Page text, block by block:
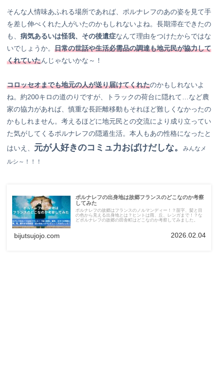
そんな人情味あふれる場所であれば、ポルナレフのあの姿を見て手
を差し伸べくれた人がいたのかもしれないよね。長期滞在できたの
も、 病気あるいは怪我、その後遺症なんて理由をつけたからではな
いでしょうか。 日常の世話や生活必需品の調達も地元民が協力して
くれていたんじゃないかな～！
コロッセオまでも地元の人が送り届けてくれたのかもしれないよ
ね。約200キロの道のりですが、トラックの荷台に隠れて…など農
家の協力があれば、慎重な長距離移動もそれほど難しくなかったの
かもしれません。考えるほどに地元民との交流により成り立ってい
た気がしてくるポルナレフの隠遁生活。本人もあの性格になったと
はいえ、 元が人好きのコミュ力おばけだしな。
みんなメ
ルシ～！！！
ポルナレフの出身地は故郷フランスのどこなのか考察
してみた
ポルナレフの故郷はフランスのノルマンディー！？苗字、髪と目
の色から見える出身地とは？ヒントは雨、丘、レンガまで！？な
どポルナレフの故郷の田舎町はどこなのか考察してみました。
bijutsujojo.com 2026.02.04